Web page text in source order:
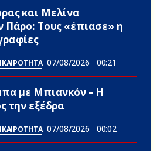
και Μελίνα
Πάρο: Τους «έπιασε» η
07/08/2026 00:21
με Μπιανκόν – Η
την εξέδρα
07/08/2026 00:02